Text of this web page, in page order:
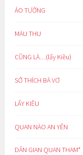
ẢO TƯỞNG
MÀU THU
CŨNG LÀ…(lẩy Kiều)
SỞ THÍCH BÁ VƠ
LẨY KIỀU
QUAN NÀO AN YÊN
DÂN GIAN QUAN THAM*